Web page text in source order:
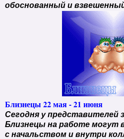
обоснованный и
Близнецы 22 мая - 21 июня
Сегодня у представителей
Близнецы на работе могут
с начальством и внутри